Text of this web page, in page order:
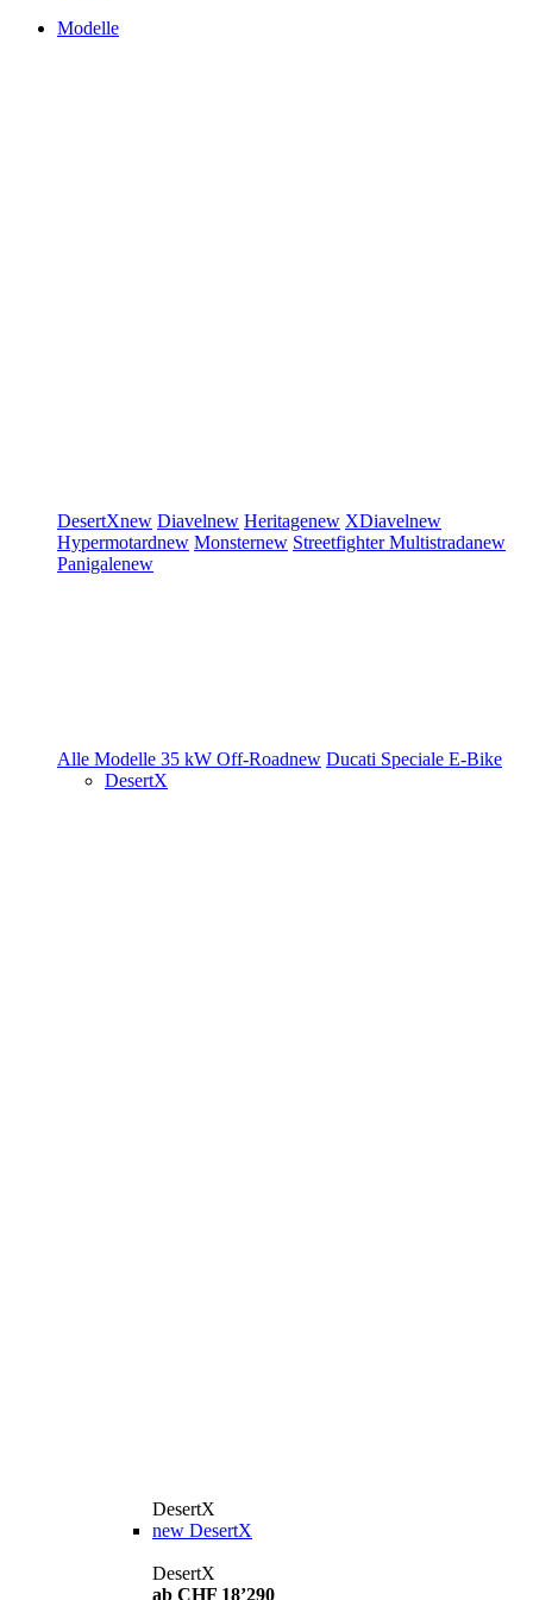
Modelle
DesertXnew Diavelnew Heritagenew XDiavelnew
Hypermotardnew Monsternew StreetfighterMultistradanew
Panigalenew
Alle Modelle 35 kW Off-Roadnew Ducati Speciale E-Bike
DesertX
DesertX
new DesertX
DesertX
ab CHF 18’290